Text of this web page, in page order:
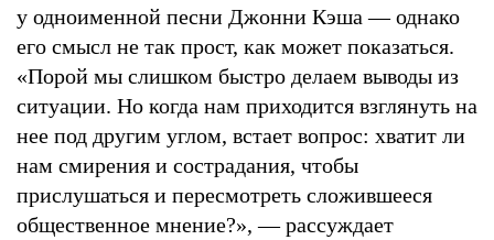
у одноименной песни Джонни Кэша — однако
его смысл не так прост, как может показаться.
«Порой мы слишком быстро делаем выводы из
ситуации. Но когда нам приходится взглянуть на
нее под другим углом, встает вопрос: хватит ли
нам смирения и сострадания, чтобы
прислушаться и пересмотреть сложившееся
общественное мнение?», — рассуждает